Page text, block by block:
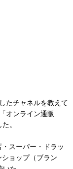
たチャネルを教えて
オンライン通販
。
スーパー・ドラッ
ョップ（ブラン